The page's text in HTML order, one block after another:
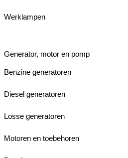
Werklampen
Generator, motor en pomp
Benzine generatoren
Diesel generatoren
Losse generatoren
Motoren en toebehoren